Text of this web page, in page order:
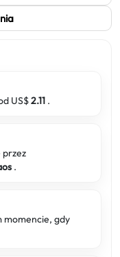
US$2.11 .
przez
.
momencie, gdy